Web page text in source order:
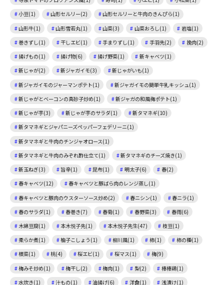
小豆(1)
山形セルリー(2)
山形セルリーと牛肉のきんぴら(1)
山形牛(1)
山形雪若丸(1) 山菜(3) 山菜おろし(1)
岩塩(1)
巻きずし(1)
干しエビ(1) 手まりずし(1) 手羽先(2)
挽肉(2)
揚げもの(1)
揚げ物(6) 揚げ野菜(1)
新キャベツ(1)
新じゃが(2)
新ジャガイモ(3)
新じゃがいも(1)
新ジャガイモのジャーマンポテト(1)
新ジャガイモの簡単牛乳キッシュ(1)
新じゃがとベーコンの真砂子炒め(1)
新ジャガの和風梅ポテト(1)
新じゃが芋(3)
新じゃが芋のサラダ(1)
新タマネギ(10)
新タマネギとジャパニーズペッパーフェデリーニ(1)
新タマネギと牛肉のチンジャオロース(1)
新タマネギと牛肉のみぞれ酢仕立て(1)
新タマネギのチーズ焼き(1)
新玉ねぎ(3)
旨辛(1) 昆布(1) 明太子(6)
春(2)
春キャベツ(12)
春キャベツと豚ばら肉のレンジ蒸し(1)
春キャベツと豚肉のウスターソース炒め(2)
春ニシン(1)
春ニラ(1)
春のサラダ(1)
春巻き(7) 春菊(1) 春野菜(3)
春雨(6)
木綿豆腐(1)
本木悦子先(1) 本木悦子先生(47)
枝豆(1)
柔らか煮(1)
柚子こしょう(1) 柳川風(1) 柿(1)
柿の種(1)
根菜(1)
桃(4) 桜エビ(1) 桜マス(1)
梅(9)
梅みそ炒め(1)
梅干し(2) 梅肉(1) 梨(2)
棒棒鶏(1)
水炊き(1)
汁もの(1) 油揚げ(6) 洋食(1) 浅漬け(1)